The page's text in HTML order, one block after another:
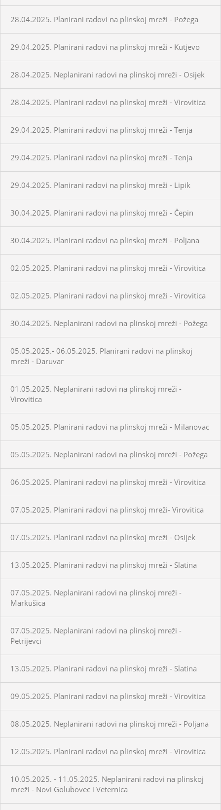
28.04.2025. Planirani radovi na plinskoj mreži - Požega
29.04.2025. Planirani radovi na plinskoj mreži - Kutjevo
28.04.2025. Neplanirani radovi na plinskoj mreži - Osijek
28.04.2025. Planirani radovi na plinskoj mreži - Virovitica
29.04.2025. Planirani radovi na plinskoj mreži - Tenja
29.04.2025. Planirani radovi na plinskoj mreži - Tenja
29.04.2025. Planirani radovi na plinskoj mreži - Lipik
30.04.2025. Planirani radovi na plinskoj mreži - Čepin
30.04.2025. Planirani radovi na plinskoj mreži - Poljana
02.05.2025. Planirani radovi na plinskoj mreži - Virovitica
02.05.2025. Planirani radovi na plinskoj mreži - Virovitica
30.04.2025. Neplanirani radovi na plinskoj mreži - Požega
05.05.2025.- 06.05.2025. Planirani radovi na plinskoj
mreži - Daruvar
01.05.2025. Neplanirani radovi na plinskoj mreži -
Virovitica
05.05.2025. Planirani radovi na plinskoj mreži - Milanovac
05.05.2025. Neplanirani radovi na plinskoj mreži - Požega
06.05.2025. Planirani radovi na plinskoj mreži - Virovitica
07.05.2025. Planirani radovi na plinskoj mreži- Virovitica
07.05.2025. Planirani radovi na plinskoj mreži - Osijek
13.05.2025. Planirani radovi na plinskoj mreži - Slatina
07.05.2025. Neplanirani radovi na plinskoj mreži -
Markušica
07.05.2025. Neplanirani radovi na plinskoj mreži -
Petrijevci
13.05.2025. Planirani radovi na plinskoj mreži - Slatina
09.05.2025. Planirani radovi na plinskoj mreži - Virovitica
08.05.2025. Neplanirani radovi na plinskoj mreži - Poljana
12.05.2025. Planirani radovi na plinskoj mreži - Virovitica
10.05.2025. - 11.05.2025. Neplanirani radovi na plinskoj
mreži - Novi Golubovec i Veternica